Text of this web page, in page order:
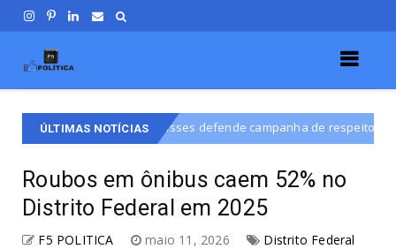
ÚLTIMAS NOTÍCIAS
defende campanha de respeito e diálogo na disputa por vaga na
Roubos em ônibus caem 52% no
Distrito Federal em 2025
F5 POLITICA maio 11, 2026 Distrito Federal